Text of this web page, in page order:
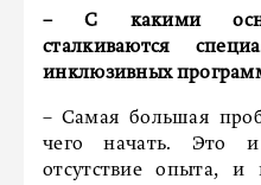
– С какими
сталкиваются
инклюзивных
– Самая большая
чего начать. Это
отсутствие опыта, и